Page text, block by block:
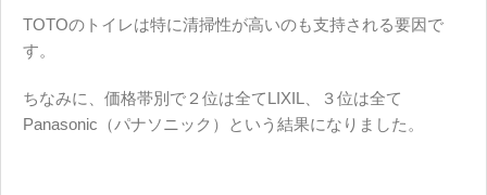
TOTOのトイレは特に清掃性が高いのも支持される要因で
す。
ちなみに、価格帯別で２位は全てLIXIL、３位は全て
Panasonic（パナソニック）という結果になりました。